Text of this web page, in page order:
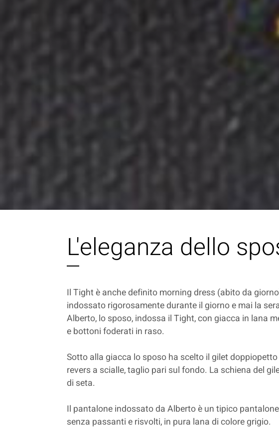
L'eleganza dello
Il Tight è anche definito morning dress (abito da
indossato rigorosamente durante il giorno e mai la
Alberto, lo sposo, indossa il Tight, con giacca in lana
e bottoni foderati in raso.
Sotto alla giacca lo sposo ha scelto il gilet
revers a scialle, taglio pari sul fondo. La schiena del
di seta.
Il pantalone indossato da Alberto è un tipico
senza passanti e risvolti, in pura lana di colore grigio.